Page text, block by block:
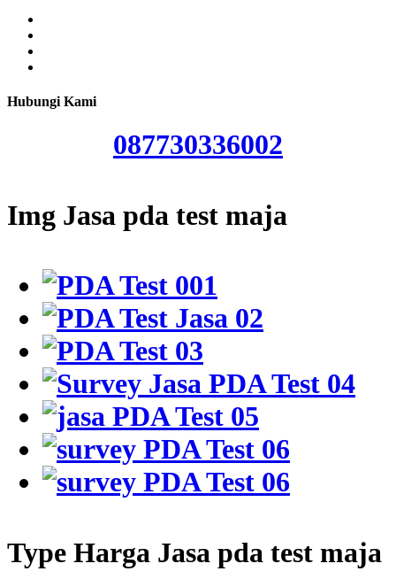
Hubungi Kami
087730336002
Img Jasa pda test maja
Type Harga Jasa pda test maja